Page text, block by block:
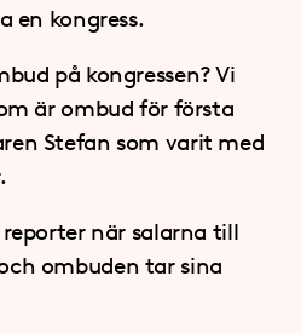
en kongress.
på kongressen? Vi
är ombud för första
Stefan som varit med
när salarna till
ombuden tar sina